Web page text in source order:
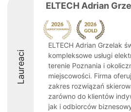
Laureaci
ELTECH Adrian
ELTECH Adrian Grzelak
kompleksowe usługi
terenie Poznania i
miejscowości. Firma
zakres rozwiązań
zarówno do klientów
jak i odbiorców